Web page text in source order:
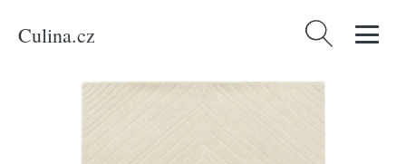
Culina.cz Vyhledávání
Bydlení a doplňky